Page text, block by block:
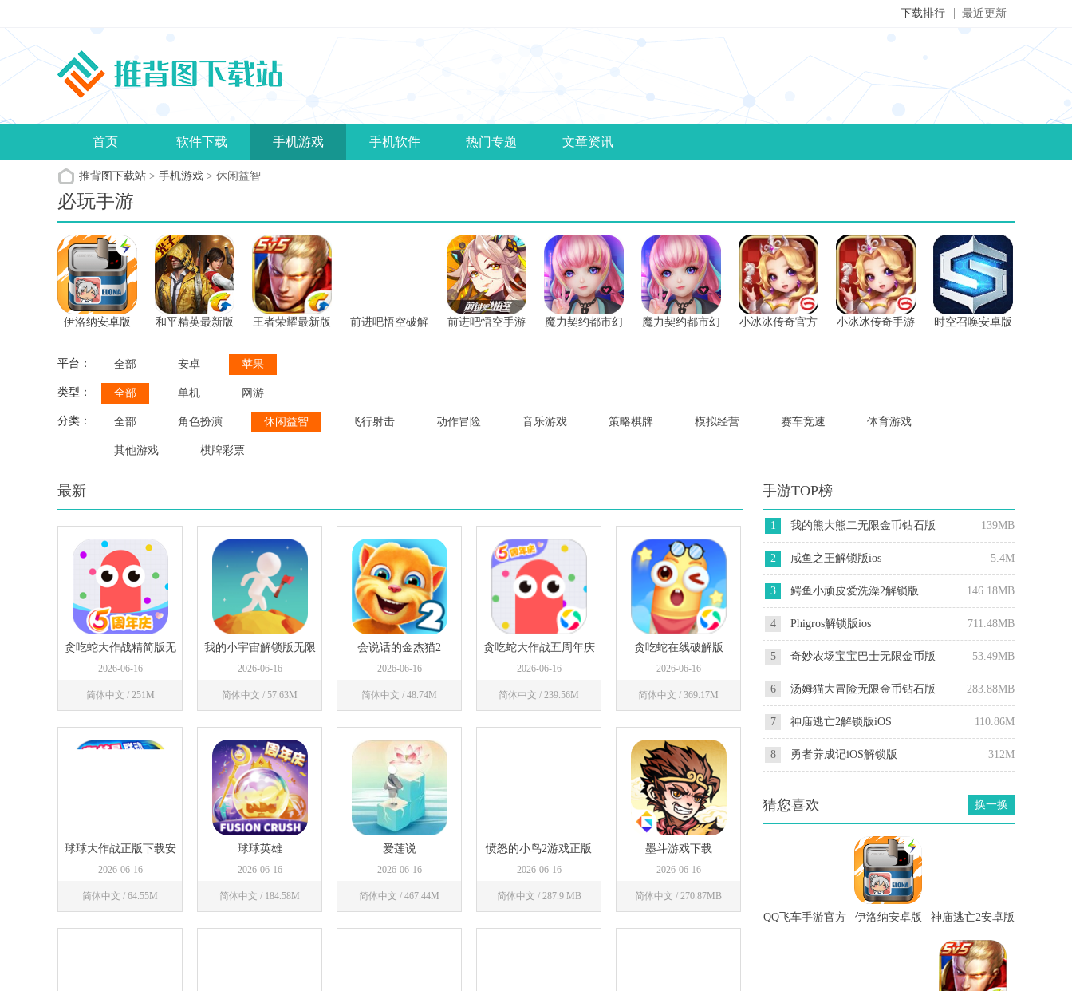
最近更新
下载排行
首页 软件下载 手机游戏 手机软件 热门专题 文章资讯
推背图下载站 > 手机游戏 > 休闲益智
必玩手游
伊洛纳安卓版 和平精英最新版 王者荣耀最新版
前进吧悟空破解
前进吧悟空手游
魔力契约都市幻
魔力契约都市幻
小冰冰传奇官方
小冰冰传奇手游 时空召唤安卓版
平台： 全部 安卓 苹果
类型： 全部 单机 网游
分类： 全部 角色扮演 休闲益智 飞行射击 动作冒险 音乐游戏 策略棋牌 模拟经营 赛车竞速 体育游戏
其他游戏 棋牌彩票
最新
贪吃蛇大作战精简版无
限长
立即下载
2026-06-16
简体中文 / 251M
我的小宇宙解锁版无限
资源
立即下载
2026-06-16
简体中文 / 57.63M
会说话的金杰猫2
立即下载
2026-06-16
简体中文 / 48.74M
贪吃蛇大作战五周年庆
下载3d
立即下载
2026-06-16
简体中文 / 239.56M
贪吃蛇在线破解版
立即下载
2026-06-16
简体中文 / 369.17M
球球大作战正版下载安
装
立即下载
2026-06-16
简体中文 / 64.55M
球球英雄
立即下载
2026-06-16
简体中文 / 184.58M
爱莲说
立即下载
2026-06-16
简体中文 / 467.44M
愤怒的小鸟2游戏正版
下载
立即下载
2026-06-16
简体中文 / 287.9 MB
墨斗游戏下载
立即下载
2026-06-16
简体中文 / 270.87MB
手游TOP榜
1 我的熊大熊二无限金币钻石版 139MB
2 咸鱼之王解锁版ios 5.4M
3 鳄鱼小顽皮爱洗澡2解锁版 146.18MB
4 Phigros解锁版ios 711.48MB
5 奇妙农场宝宝巴士无限金币版 53.49MB
6 汤姆猫大冒险无限金币钻石版 283.88MB
7 神庙逃亡2解锁版iOS 110.86M
8 勇者养成记iOS解锁版 312M
猜您喜欢 换一换
QQ飞车手游官方
伊洛纳安卓版 神庙逃亡2安卓版